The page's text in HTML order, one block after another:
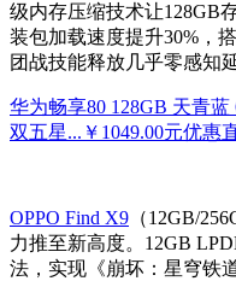
级内存压缩技术让128GB
装包加载速度提升30%，
团战技能释放几乎零感知
华为畅享80 128GB 天青
双五星... ￥1049.00元优惠
OPPO Find X9 （12GB/
力推至新高度。12GB
法，实现《崩坏：星穹铁